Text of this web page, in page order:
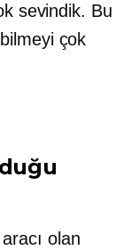
sevindik. Bu
çok
olan